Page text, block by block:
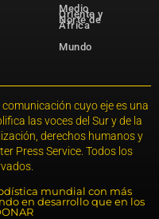
Medio
Oriente y
Norte de
África
Mundo
cuyo eje es una
las voces del Sur y de la
derechos humanos y
Press Service. Todos los
mundial con más
en desarrollo que en los